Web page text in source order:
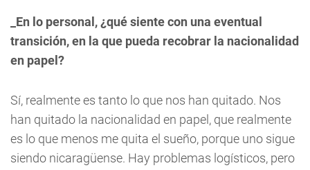
­_En lo personal, ¿qué siente con una eventual
transición, en la que pueda recobrar la nacionalidad
en papel?
Sí, realmente es tanto lo que nos han quitado. Nos
han quitado la nacionalidad en papel, que realmente
es lo que menos me quita el sueño, porque uno sigue
siendo nicaragüense. Hay problemas logísticos, pero